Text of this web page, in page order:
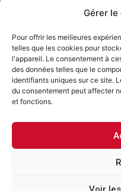
Gérer
Pour offrir les meilleures
telles que les cookies pour
l'appareil. Le consentement à
des données telles que le
identifiants uniques sur ce site.
du consentement peut affecter
et fonctions.
Innovación
Blog
Habla con nosotros